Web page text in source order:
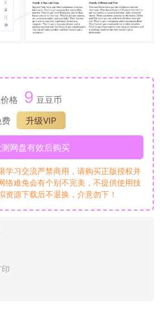
格 9 豆豆币
费
升级VIP
测网盘有效后购买
学习交流严禁商用，请购买正版授权并
络难免会有个别不完美，不提供使用技
资源下载后不退换，介意勿下！